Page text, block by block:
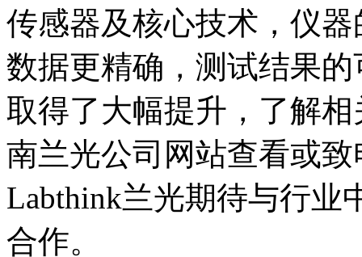
传感器及核心技术，仪
数据更精确，测试结果
取得了大幅提升，了解
南兰光公司网站查看或
Labthink兰光期待与行业
合作。